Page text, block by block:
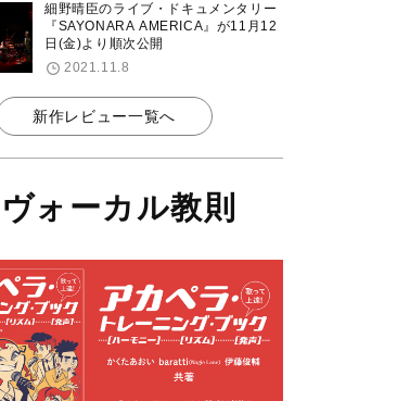
細野晴臣のライブ・ドキュメンタリー
『SAYONARA AMERICA』が11月12
日(金)より順次公開
2021.11.8
新作レビュー一覧へ
ヴォーカル教則